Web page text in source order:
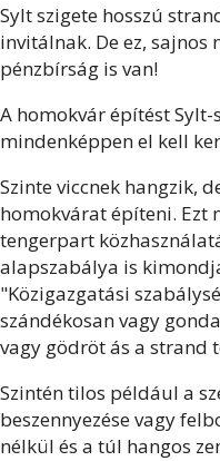
Sylt szigete hosszú
invitálnak. De ez, sajnos
pénzbírság is van!
A homokvár építést
mindenképpen el kell
Szinte viccnek hangzik,
homokvárat építeni. Ezt
tengerpart
alapszabálya is
"Közigazgatási
szándékosan vagy
vagy gödröt ás a strand
Szintén tilos például a
beszennyezése vagy
nélkül és a túl hangos